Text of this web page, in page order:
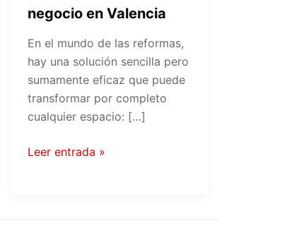
negocio en Valencia
En el mundo de las reformas,
hay una solución sencilla pero
sumamente eficaz que puede
transformar por completo
cualquier espacio: […]
Leer entrada »